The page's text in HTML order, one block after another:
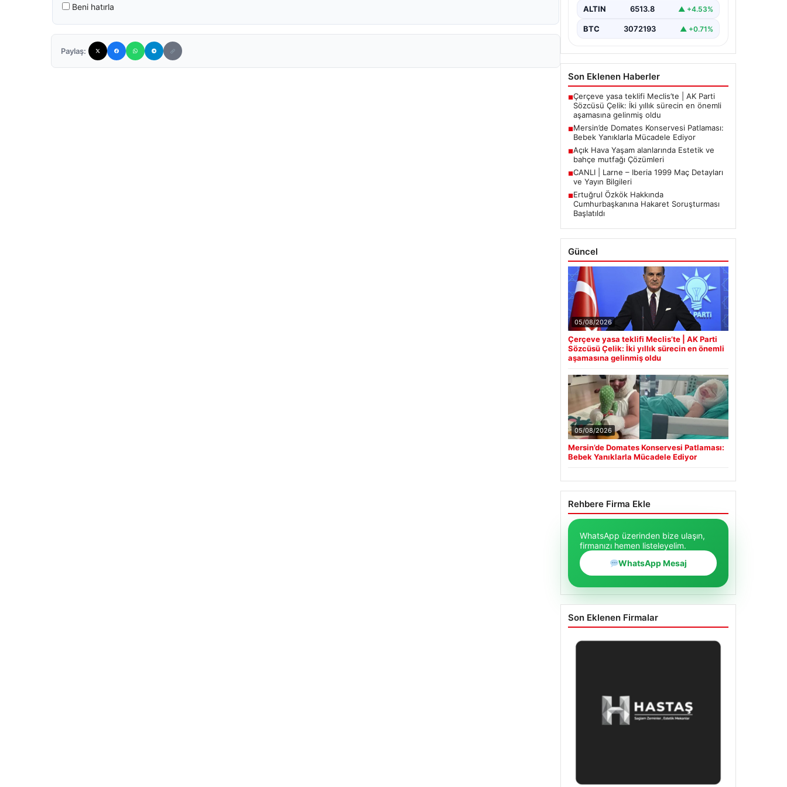
Beni hatırla
Paylaş:
Aile, misafirlikte oldukları…
ALTIN 6513.8 ▲ +4.53%
BTC 3072193 ▲ +0.71%
Son Eklenen Haberler
■Çerçeve yasa teklifi Meclis’te | AK Parti
Sözcüsü Çelik: İki yıllık sürecin en önemli
aşamasına gelinmiş oldu
■Mersin’de Domates Konservesi Patlaması:
Bebek Yanıklarla Mücadele Ediyor
■Açık Hava Yaşam alanlarında Estetik ve
bahçe mutfağı Çözümleri
■CANLI | Larne – Iberia 1999 Maç Detayları
ve Yayın Bilgileri
■Ertuğrul Özkök Hakkında
Cumhurbaşkanına Hakaret Soruşturması
Başlatıldı
Güncel
05/08/2026
Çerçeve yasa teklifi Meclis’te | AK Parti
Sözcüsü Çelik: İki yıllık sürecin en önemli
aşamasına gelinmiş oldu
05/08/2026
Mersin’de Domates Konservesi Patlaması:
Bebek Yanıklarla Mücadele Ediyor
Rehbere Firma Ekle
WhatsApp üzerinden bize ulaşın,
firmanızı hemen listeleyelim.
WhatsApp Mesaj
Son Eklenen Firmalar